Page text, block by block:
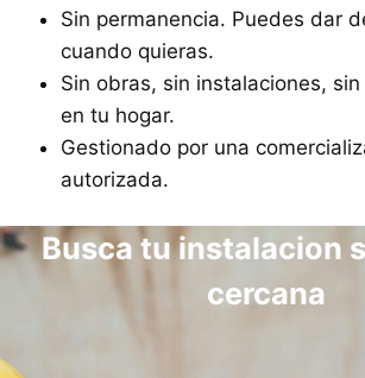
Sin permanencia. Puedes dar
cuando quieras.
Sin obras, sin instalaciones,
en tu hogar.
Gestionado por una
autorizada.
Busca tu instalacion
cercana